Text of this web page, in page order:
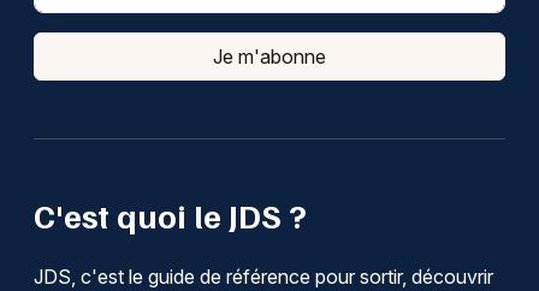
C'est quoi le JDS ?
JDS, c'est le guide de référence pour sortir, découvrir
Je m'abonne